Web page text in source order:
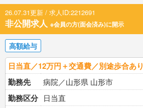
26.07.31更新 / 求人ID:2212691
非公開求人 ※会員の方(面会済み)に開示
高額給与
日当直／12万円＋交通費／別途歩合あり
勤務先
病院／山形県 山形市
勤務区分 日当直